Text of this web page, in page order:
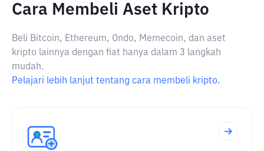
Cara Membeli Aset Kripto
Beli Bitcoin, Ethereum, Ondo, Memecoin, dan aset
kripto lainnya dengan fiat hanya dalam 3 langkah
mudah.
Pelajari lebih lanjut tentang cara membeli kripto.